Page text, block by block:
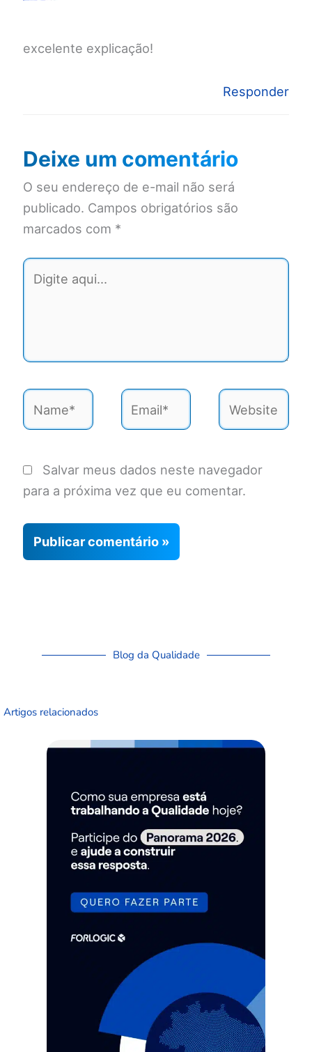
excelente explicação!
Responder
Deixe um comentário
O seu endereço de e-mail não será
publicado. Campos obrigatórios são
marcados com *
Digite
aqui...
Name* Email* Website
Salvar meus dados neste navegador
para a próxima vez que eu comentar.
Blog da Qualidade
Artigos relacionados